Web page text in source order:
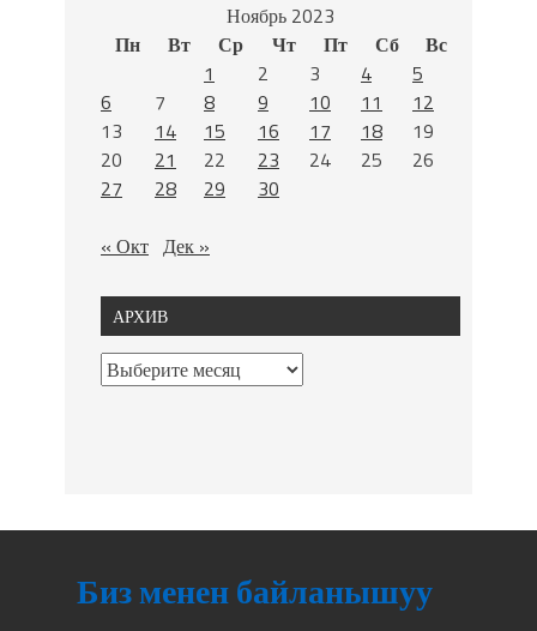
Ноябрь 2023
Пн
Вт Ср Чт Пт Сб
Вс
1
2 3 4
5
6
7 8 9 10 11
12
13
14 15 16 17 18
19
20
21 22 23 24 25
26
27
28 29
30
« Окт Дек »
АРХИВ
Биз менен байланышуу